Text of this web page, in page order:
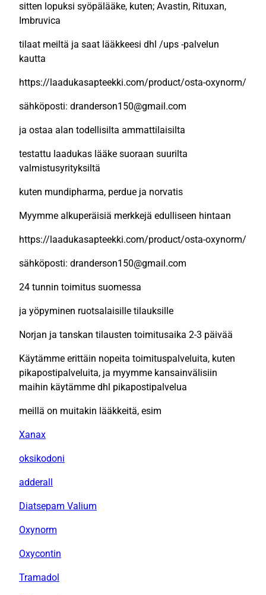
sitten lopuksi syöpälääke, kuten; Avastin, Rituxan,
Imbruvica
tilaat meiltä ja saat lääkkeesi dhl /ups -palvelun
kautta
https://laadukasapteekki.com/product/osta-oxynorm/
sähköposti: dranderson150@gmail.com
ja ostaa alan todellisilta ammattilaisilta
testattu laadukas lääke suoraan suurilta
valmistusyrityksiltä
kuten mundipharma, perdue ja norvatis
Myymme alkuperäisiä merkkejä edulliseen hintaan
https://laadukasapteekki.com/product/osta-oxynorm/
sähköposti: dranderson150@gmail.com
24 tunnin toimitus suomessa
ja yöpyminen ruotsalaisille tilauksille
Norjan ja tanskan tilausten toimitusaika 2-3 päivää
Käytämme erittäin nopeita toimituspalveluita, kuten
pikapostipalveluita, ja myymme kansainvälisiin
maihin käytämme dhl pikapostipalvelua
meillä on muitakin lääkkeitä, esim
Xanax
oksikodoni
adderall
Diatsepam Valium
Oxynorm
Oxycontin
Tramadol